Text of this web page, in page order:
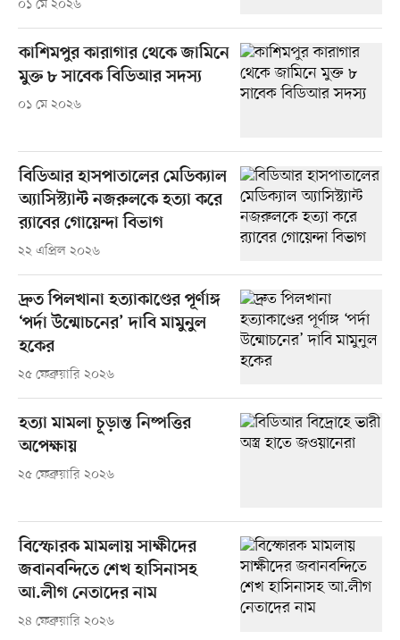
০১ মে ২০২৬
কাশিমপুর কারাগার থেকে জামিনে
মুক্ত ৮ সাবেক বিডিআর সদস্য
০১ মে ২০২৬
বিডিআর হাসপাতালের মেডিক্যাল
অ্যাসিস্ট্যান্ট নজরুলকে হত্যা করে
র‍্যাবের গোয়েন্দা বিভাগ
২২ এপ্রিল ২০২৬
দ্রুত পিলখানা হত্যাকাণ্ডের পূর্ণাঙ্গ
‘পর্দা উন্মোচনের’ দাবি মামুনুল
হকের
২৫ ফেব্রুয়ারি ২০২৬
হত্যা মামলা চূড়ান্ত নিষ্পত্তির
অপেক্ষায়
২৫ ফেব্রুয়ারি ২০২৬
বিস্ফোরক মামলায় সাক্ষীদের
জবানবন্দিতে শেখ হাসিনাসহ
আ.লীগ নেতাদের নাম
২৪ ফেব্রুয়ারি ২০২৬